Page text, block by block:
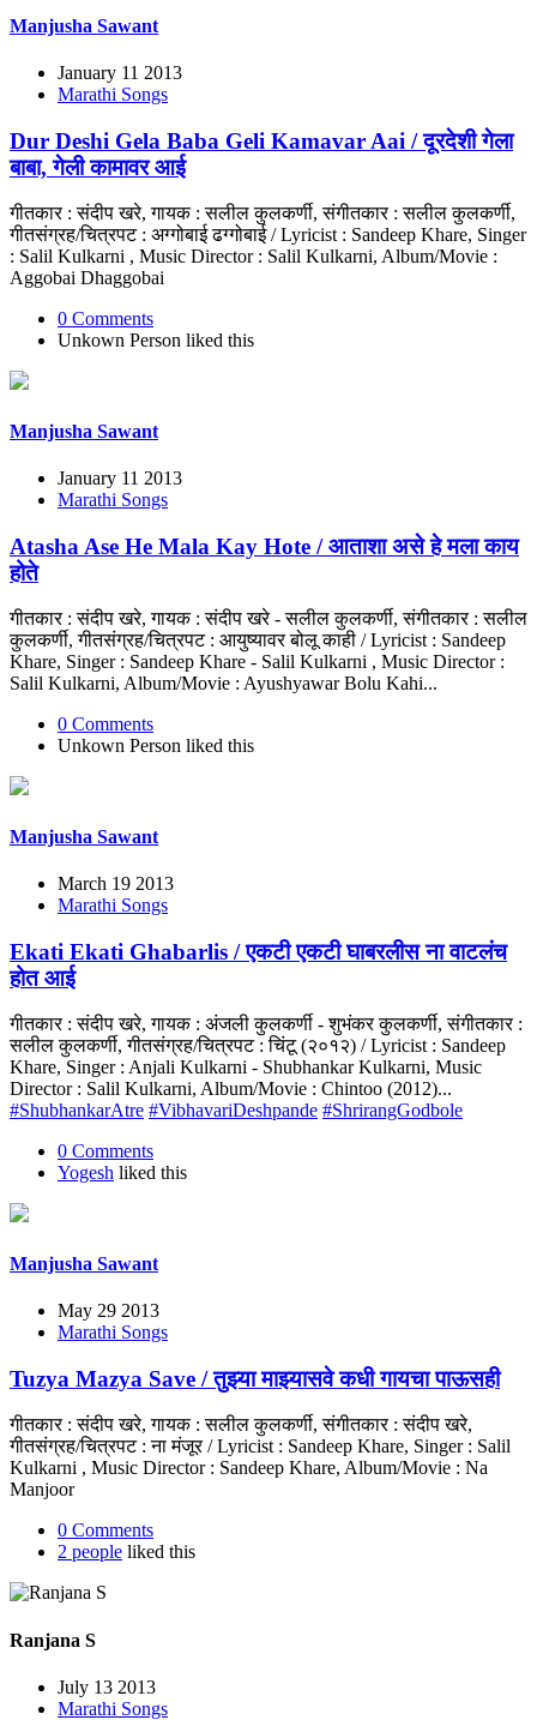
Manjusha Sawant
January 11 2013
Marathi Songs
Dur Deshi Gela Baba Geli Kamavar Aai / दूरदेशी गेला
बाबा, गेली कामावर आई
गीतकार : संदीप खरे, गायक : सलील कुलकर्णी, संगीतकार : सलील कुलकर्णी,
गीतसंग्रह/चित्रपट : अग्गोबाई ढग्गोबाई / Lyricist : Sandeep Khare, Singer
: Salil Kulkarni , Music Director : Salil Kulkarni, Album/Movie :
Aggobai Dhaggobai
0 Comments
Unkown Person liked this
Manjusha Sawant
January 11 2013
Marathi Songs
Atasha Ase He Mala Kay Hote / आताशा असे हे मला काय
होते
गीतकार : संदीप खरे, गायक : संदीप खरे - सलील कुलकर्णी, संगीतकार : सलील
कुलकर्णी, गीतसंग्रह/चित्रपट : आयुष्यावर बोलू काही / Lyricist : Sandeep
Khare, Singer : Sandeep Khare - Salil Kulkarni , Music Director :
Salil Kulkarni, Album/Movie : Ayushyawar Bolu Kahi...
0 Comments
Unkown Person liked this
Manjusha Sawant
March 19 2013
Marathi Songs
Ekati Ekati Ghabarlis / एकटी एकटी घाबरलीस ना वाटलंच
होत आई
गीतकार : संदीप खरे, गायक : अंजली कुलकर्णी - शुभंकर कुलकर्णी, संगीतकार :
सलील कुलकर्णी, गीतसंग्रह/चित्रपट : चिंटू (२०१२) / Lyricist : Sandeep
Khare, Singer : Anjali Kulkarni - Shubhankar Kulkarni, Music
Director : Salil Kulkarni, Album/Movie : Chintoo (2012)...
#ShubhankarAtre #VibhavariDeshpande #ShrirangGodbole
0 Comments
Yogesh liked this
Manjusha Sawant
May 29 2013
Marathi Songs
Tuzya Mazya Save / तुझ्या माझ्यासवे कधी गायचा पाऊसही
गीतकार : संदीप खरे, गायक : सलील कुलकर्णी, संगीतकार : संदीप खरे,
गीतसंग्रह/चित्रपट : ना मंजूर / Lyricist : Sandeep Khare, Singer : Salil
Kulkarni , Music Director : Sandeep Khare, Album/Movie : Na
Manjoor
0 Comments
2 people liked this
Ranjana S
July 13 2013
Marathi Songs